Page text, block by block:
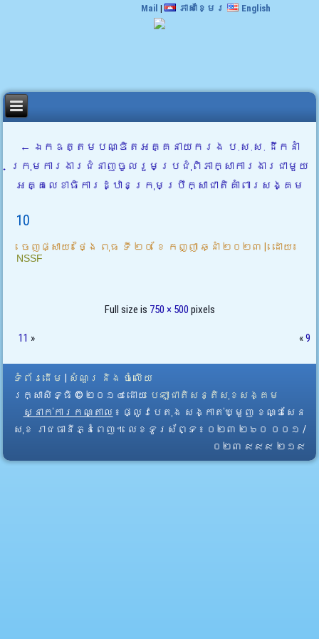
Mail | ភាសាខ្មែរ English
← ឯកឧត្តមបណ្ឌិតអគ្គនាយករង ប.ស.ស. ដឹកនាំ
ក្រុមការងារជំនាញចូលរួមប្រជុំពិភាក្សាការងារជាមួយ
អគ្គលេខាធិការដ្ឋានក្រុមប្រឹក្សាជាតិគាំពារសង្គម
10
ចេញផ្សាយ៖ ថ្ងៃ ពុធ ទី ២០ ខែ កញ្ញា ឆ្នាំ ២០២៣ | ដោយ៖
NSSF
Full size is 750 × 500 pixels
11 » «9
ទំព័រដើម
សំណួរ និង ចំលើយ
រក្សាសិទ្ធិ © ២០១៤ ដោយ​ បេឡាជាតិសន្តិសុខសង្គម
ស្នាក់ការកណ្តាល ៖ ផ្លូវបេតុង សង្កាត់ឃ្មួញ ខណ្ឌសែន
សុខ រាជធានីភ្នំពេញ។ លេខទូរស័ព្ទ ៖ ០២៣ ២៦០ ០០១ /
០២៣ ៩៩៩ ២១៩